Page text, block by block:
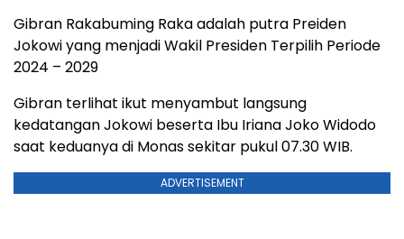
Gibran Rakabuming Raka adalah putra Preiden
Jokowi yang menjadi Wakil Presiden Terpilih Periode
2024 – 2029
Gibran terlihat ikut menyambut langsung
kedatangan Jokowi beserta Ibu Iriana Joko Widodo
saat keduanya di Monas sekitar pukul 07.30 WIB.
ADVERTISEMENT